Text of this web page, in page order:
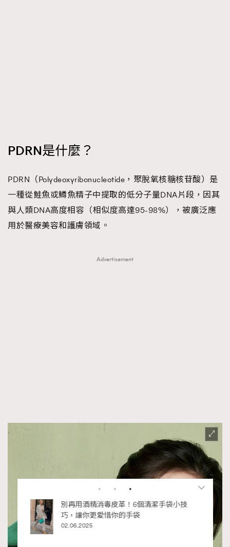
PDRN是什麼？
PDRN（Polydeoxyribonucleotide，聚脫氧核糖核苷酸）是
一種從鮭魚或鱒魚精子中提取的低分子量DNA片段，因其
與人類DNA高度相容（相似度高達95-98%），被廣泛應
用於醫療美容和護膚領域。
Advertisement